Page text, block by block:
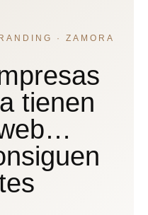
ZAMORA
· ZAMORA
tienen